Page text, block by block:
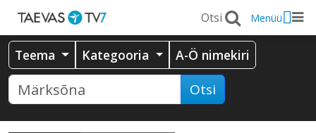
Menüü
Teema Kategooria A-Ö nimekiri
Otsi